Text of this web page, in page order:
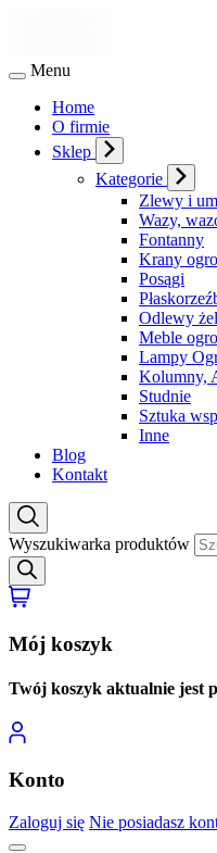
Menu
Home
O firmie
Sklep
Kategorie
Zlewy i
Wazy,
Fontanny
Krany
Posągi
Odlewy
Meble
Lampy
Kolumny,
Studnie
Sztuka
Inne
Blog
Kontakt
Wyszukiwarka produktów
Mój koszyk
Twój koszyk aktualnie jest
Konto
Zaloguj się Nie posiadasz